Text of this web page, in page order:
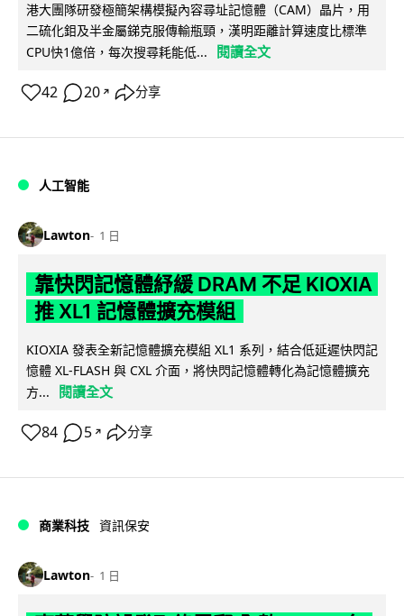
港大團隊研發極簡架構模擬內容尋址記憶體（CAM）晶片，用
二硫化鉬及半金屬銻克服傳輸瓶頸，漢明距離計算速度比標準
CPU快1億倍，每次搜尋耗能低...
閱讀全文
42 20 ↗ 分享
人工智能
Lawton 1 日
靠快閃記憶體紓緩 DRAM 不足 KIOXIA
推 XL1 記憶體擴充模組
KIOXIA 發表全新記憶體擴充模組 XL1 系列，結合低延遲快閃記
憶體 XL-FLASH 與 CXL 介面，將快閃記憶體轉化為記憶體擴充
方...
閱讀全文
84 5 ↗ 分享
商業科技 資訊保安
Lawton 1 日